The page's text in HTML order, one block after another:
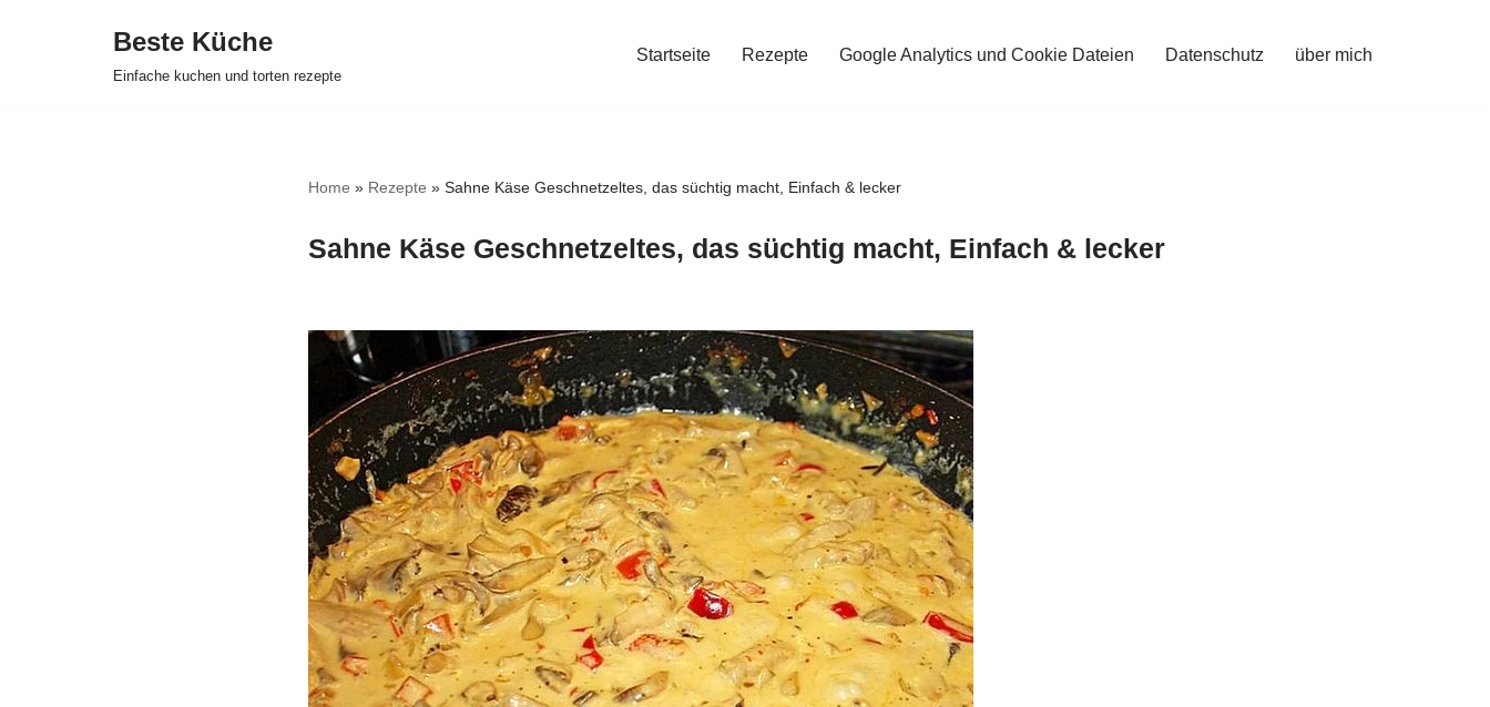
Beste Küche
Einfache kuchen und torten rezepte
Startseite Rezepte Google Analytics und Cookie Dateien Datenschutz über mich
Home » Rezepte » Sahne Käse Geschnetzeltes, das süchtig macht, Einfach & lecker
Sahne Käse Geschnetzeltes, das süchtig macht, Einfach & lecker